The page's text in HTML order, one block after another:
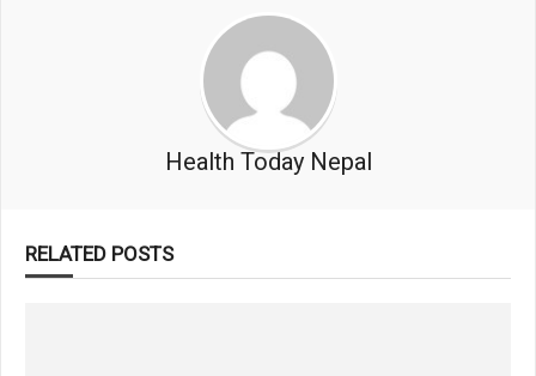
Health Today Nepal
RELATED POSTS